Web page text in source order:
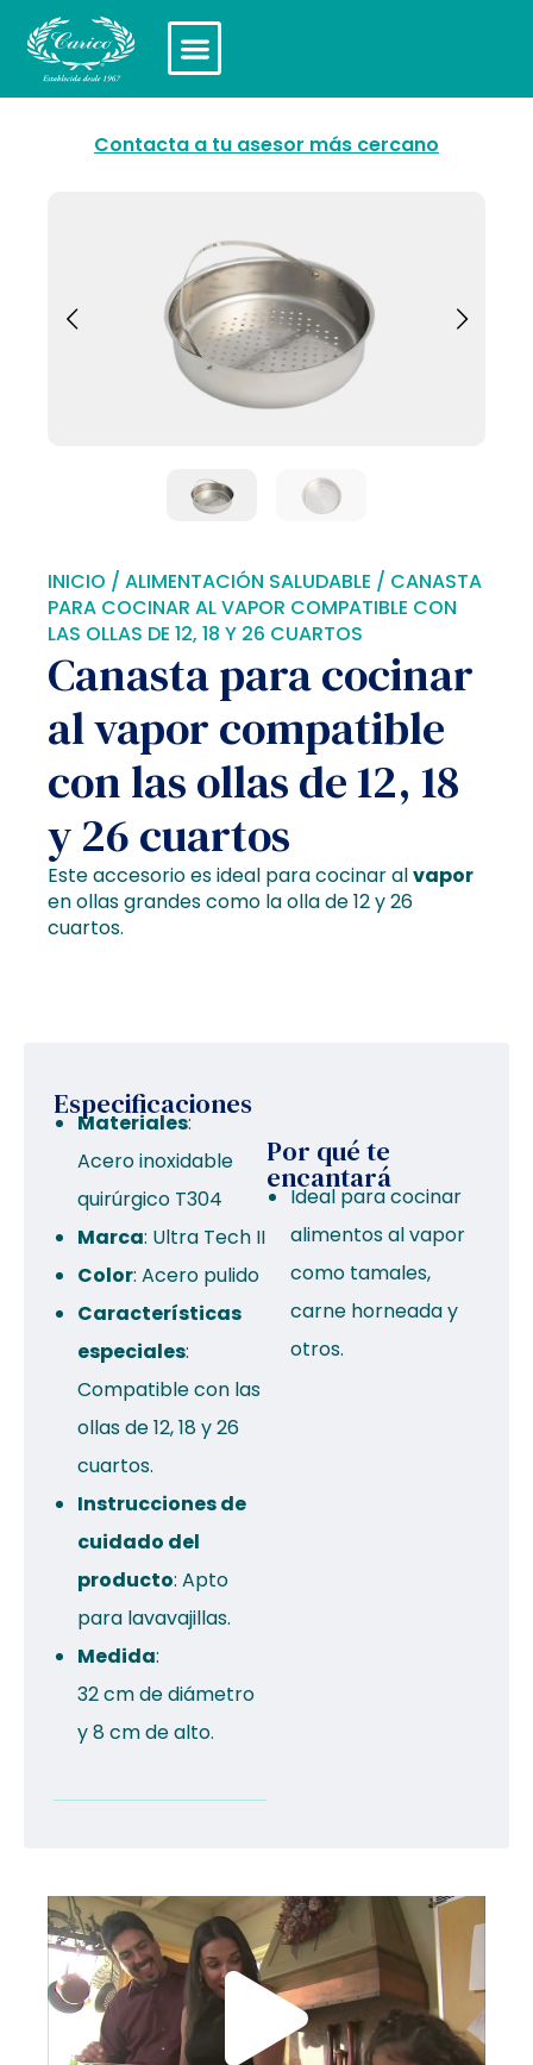
Contacta a tu asesor más cercano
INICIO / ALIMENTACIÓN SALUDABLE / CANASTA
PARA COCINAR AL VAPOR COMPATIBLE CON
LAS OLLAS DE 12, 18 Y 26 CUARTOS
Canasta para cocinar
al vapor compatible
con las ollas de 12, 18
y 26 cuartos
Este accesorio es ideal para cocinar alvapor
en ollas grandes como la olla de 12 y 26
cuartos.
Especificaciones
Materiales:
Acero inoxidable
quirúrgico T304
Marca: Ultra Tech II
Color: Acero pulido
Características
especiales:
Compatible con las
ollas de 12, 18 y 26
cuartos.
Instrucciones de
cuidado del
producto: Apto
para lavavajillas.
Medida:
32 cm de diámetro
y 8 cm de alto.
Por qué te
encantará
Ideal para cocinar
alimentos al vapor
como tamales,
carne horneada y
otros.